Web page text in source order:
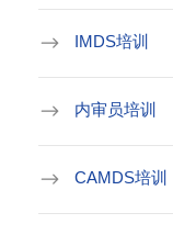
IMDS培训
内审员培训
CAMDS培训